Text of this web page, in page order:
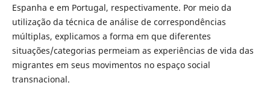
Espanha e em Portugal, respectivamente. Por meio da
utilização da técnica de análise de correspondências
múltiplas, explicamos a forma em que diferentes
situações/categorias permeiam as experiências de vida das
migrantes em seus movimentos no espaço social
transnacional.